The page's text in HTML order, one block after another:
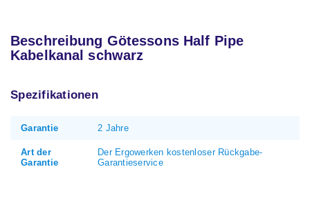
Beschreibung Götessons Half Pipe
Kabelkanal schwarz
Spezifikationen
Garantie 2 Jahre
Art der
Garantie
Der Ergowerken kostenloser Rückgabe-
Garantieservice